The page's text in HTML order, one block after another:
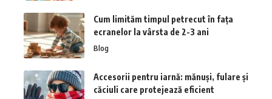
Cum limităm timpul petrecut în fața
ecranelor la vârsta de 2-3 ani
Blog
Accesorii pentru iarnă: mănuși, fulare și
căciuli care protejează eficient